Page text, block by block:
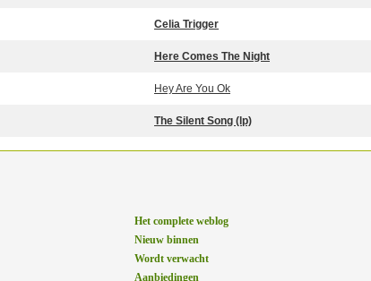
Celia Trigger
Here Comes The Night
Hey Are You Ok
The Silent Song (lp)
Het complete weblog
Nieuw binnen
Wordt verwacht
Aanbiedingen